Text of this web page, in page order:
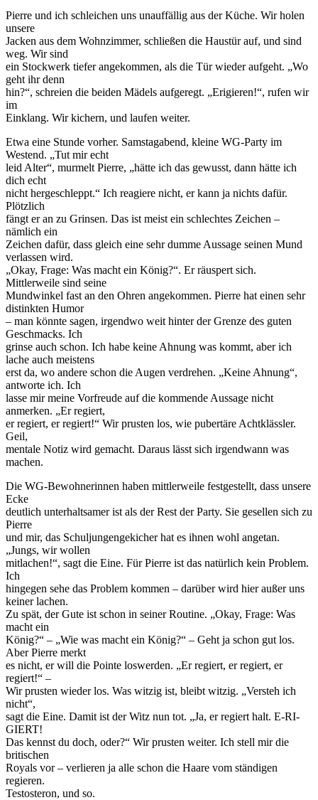
Pierre und ich schleichen uns unauffällig aus der Küche. Wir holen
unsere
Jacken aus dem Wohnzimmer, schließen die Haustür auf, und sind
weg. Wir sind
ein Stockwerk tiefer angekommen, als die Tür wieder aufgeht. „Wo
geht ihr denn
hin?“, schreien die beiden Mädels aufgeregt. „Erigieren!“, rufen wir
im
Einklang. Wir kichern, und laufen weiter.
Etwa eine Stunde vorher. Samstagabend, kleine WG-Party im
Westend. „Tut mir echt
leid Alter“, murmelt Pierre, „hätte ich das gewusst, dann hätte ich
dich echt
nicht hergeschleppt.“ Ich reagiere nicht, er kann ja nichts dafür.
Plötzlich
fängt er an zu Grinsen. Das ist meist ein schlechtes Zeichen –
nämlich ein
Zeichen dafür, dass gleich eine sehr dumme Aussage seinen Mund
verlassen wird.
„Okay, Frage: Was macht ein König?“. Er räuspert sich.
Mittlerweile sind seine
Mundwinkel fast an den Ohren angekommen. Pierre hat einen sehr
distinkten Humor
– man könnte sagen, irgendwo weit hinter der Grenze des guten
Geschmacks. Ich
grinse auch schon. Ich habe keine Ahnung was kommt, aber ich
lache auch meistens
erst da, wo andere schon die Augen verdrehen. „Keine Ahnung“,
antworte ich. Ich
lasse mir meine Vorfreude auf die kommende Aussage nicht
anmerken. „Er regiert,
er regiert, er regiert!“ Wir prusten los, wie pubertäre Achtklässler.
Geil,
mentale Notiz wird gemacht. Daraus lässt sich irgendwann was
machen.
Die WG-Bewohnerinnen haben mittlerweile festgestellt, dass unsere
Ecke
deutlich unterhaltsamer ist als der Rest der Party. Sie gesellen sich zu
Pierre
und mir, das Schuljungengekicher hat es ihnen wohl angetan.
„Jungs, wir wollen
mitlachen!“, sagt die Eine. Für Pierre ist das natürlich kein Problem.
Ich
hingegen sehe das Problem kommen – darüber wird hier außer uns
keiner lachen.
Zu spät, der Gute ist schon in seiner Routine. „Okay, Frage: Was
macht ein
König?“ – „Wie was macht ein König?“ – Geht ja schon gut los.
Aber Pierre merkt
es nicht, er will die Pointe loswerden. „Er regiert, er regiert, er
regiert!“ –
Wir prusten wieder los. Was witzig ist, bleibt witzig. „Versteh ich
nicht“,
sagt die Eine. Damit ist der Witz nun tot. „Ja, er regiert halt. E-RI-
GIERT!
Das kennst du doch, oder?“ Wir prusten weiter. Ich stell mir die
britischen
Royals vor – verlieren ja alle schon die Haare vom ständigen
regieren.
Testosteron, und so.